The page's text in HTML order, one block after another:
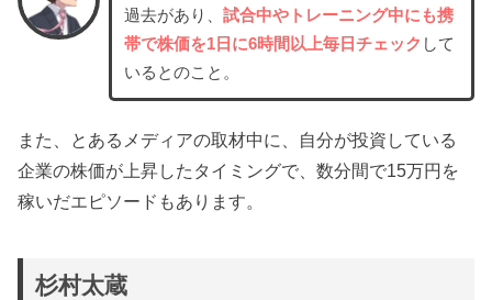
過去があり、 試合中やトレーニング中にも携
帯で株価を1日に6時間以上毎日チェック して
いるとのこと。
また、とあるメディアの取材中に、自分が投資している
企業の株価が上昇したタイミングで、数分間で15万円を
稼いだエピソードもあります。
杉村太蔵